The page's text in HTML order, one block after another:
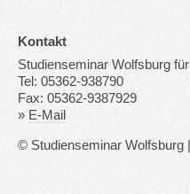
Kontakt
Studienseminar Wolfsburg
Tel: 05362-938790
Fax: 05362-9387929
» E-Mail
© Studienseminar Wolfsburg